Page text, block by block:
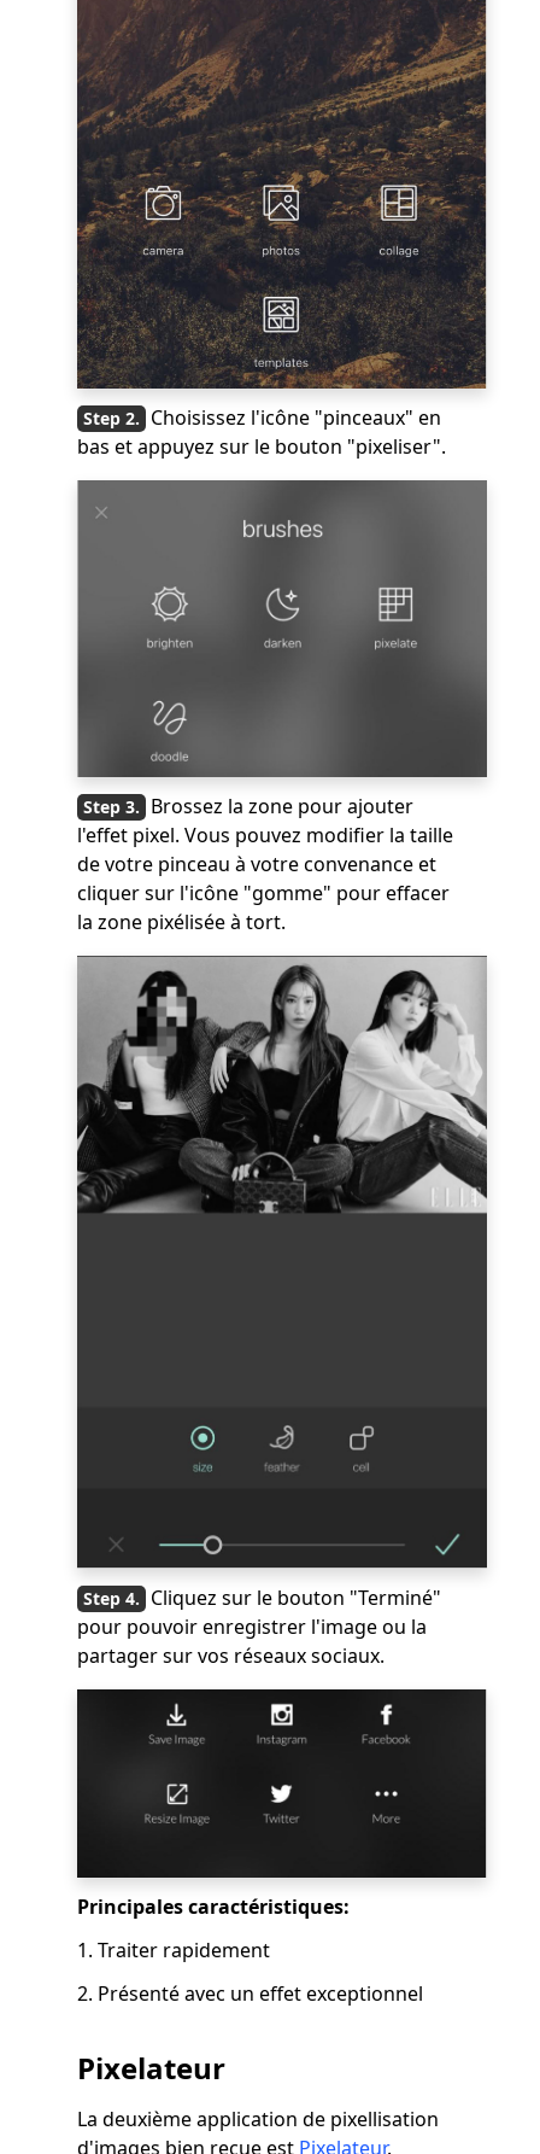
Choisissez l'icône "pinceaux" en
bas et appuyez sur le bouton "pixeliser".
Brossez la zone pour ajouter
l'effet pixel. Vous pouvez modifier la taille
de votre pinceau à votre convenance et
cliquer sur l'icône "gomme" pour effacer
la zone pixélisée à tort.
Cliquez sur le bouton "Terminé"
pour pouvoir enregistrer l'image ou la
partager sur vos réseaux sociaux.
Principales caractéristiques:
1. Traiter rapidement
2. Présenté avec un effet exceptionnel
Pixelateur
La deuxième application de pixellisation
d'images bien reçue est Pixelateur.